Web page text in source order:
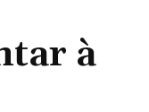
à